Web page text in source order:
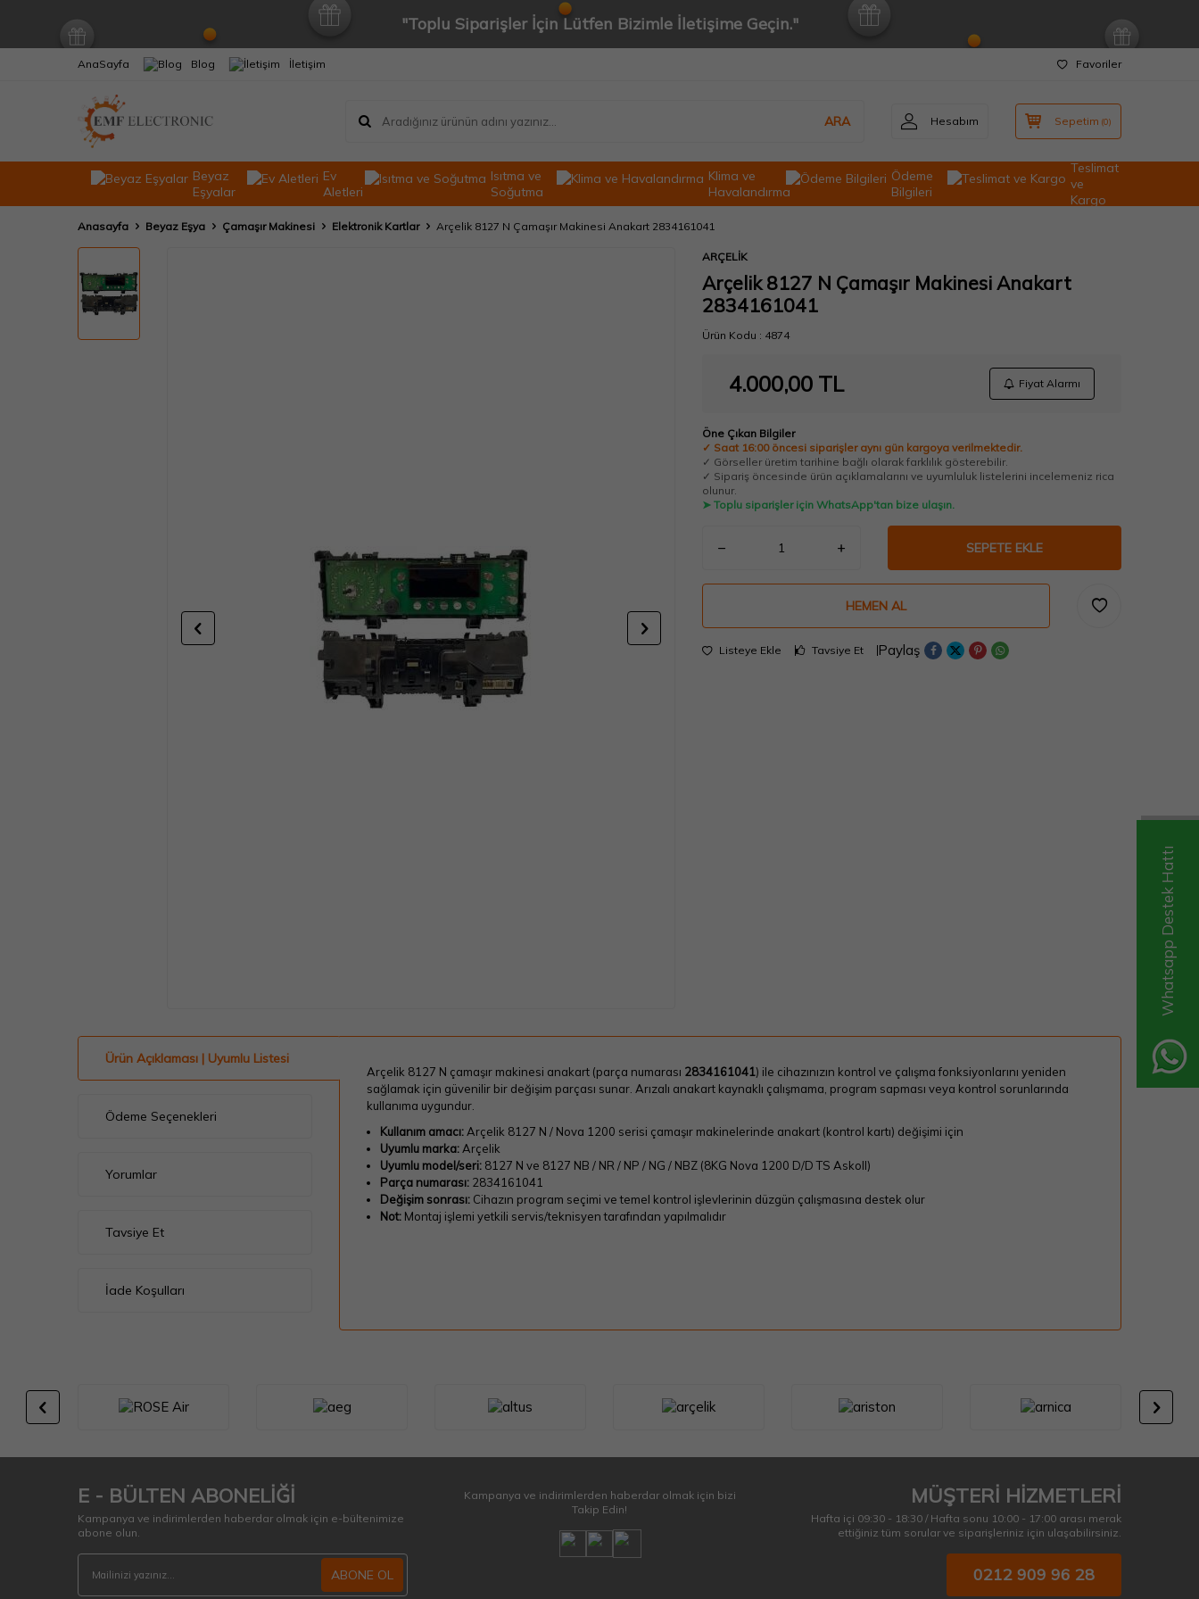
Whatsapp Destek Hattı
"Toplu Siparişler İçin Lütfen Bizimle İletişime Geçin."
AnaSayfa Blog İletişim Favoriler
ARA Hesabım Sepetim (0)
Beyaz
Eşyalar
Ev
Aletleri
Isıtma ve
Soğutma
Klima ve
Havalandırma
Ödeme
Bilgileri
Teslimat
ve
Kargo
Anasayfa Beyaz Eşya Çamaşır Makinesi Elektronik Kartlar Arçelik 8127 N Çamaşır Makinesi Anakart 2834161041
ARÇELİK
Arçelik 8127 N Çamaşır Makinesi Anakart
2834161041
Ürün Kodu : 4874
4.000,00 TL Fiyat Alarmı
Öne Çıkan Bilgiler
✓ Saat 16:00 öncesi siparişler aynı gün kargoya verilmektedir.
✓ Görseller üretim tarihine bağlı olarak farklılık gösterebilir.
✓ Sipariş öncesinde ürün açıklamalarını ve uyumluluk listelerini incelemeniz rica
olunur.
➤ Toplu siparişler için WhatsApp'tan bize ulaşın.
SEPETE EKLE
HEMEN AL
Listeye Ekle Tavsiye Et Paylaş
Ürün Açıklaması | Uyumlu Listesi
Ödeme Seçenekleri
Yorumlar
Tavsiye Et
İade Koşulları
Arçelik 8127 N çamaşır makinesi anakart (parça numarası 2834161041) ile cihazınızın kontrol ve çalışma fonksiyonlarını yeniden
sağlamak için güvenilir bir değişim parçası sunar. Arızalı anakart kaynaklı çalışmama, program sapması veya kontrol sorunlarında
kullanıma uygundur.
Kullanım amacı:Arçelik 8127 N / Nova 1200 serisi çamaşır makinelerinde anakart (kontrol kartı) değişimi için
Uyumlu marka:Arçelik
Uyumlu model/seri:8127 N ve 8127 NB / NR / NP / NG / NBZ (8KG Nova 1200 D/D TS Askoll)
Parça numarası:2834161041
Değişim sonrası:Cihazın program seçimi ve temel kontrol işlevlerinin düzgün çalışmasına destek olur
Not:Montaj işlemi yetkili servis/teknisyen tarafından yapılmalıdır
E - BÜLTEN ABONELİĞİ
Kampanya ve indirimlerden haberdar olmak için e-bültenimize
abone olun.
ABONE OL
Kampanya ve indirimlerden haberdar olmak için bizi
Takip Edin!
MÜŞTERİ HİZMETLERİ
Hafta içi 09:30 - 18:30 / Hafta sonu 10:00 - 17:00 arası merak
ettiğiniz tüm sorular ve siparişleriniz için ulaşabilirsiniz.
0212 909 96 28